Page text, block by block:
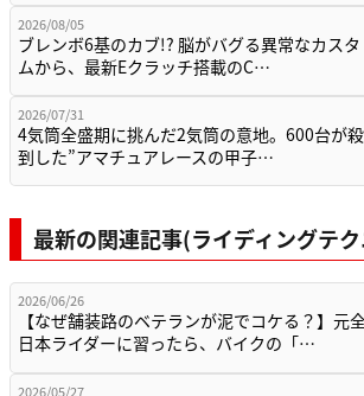
2026/08/05
ブレンボ6基のカブ!? 脳がバグる異常なカスタ
ムから、最新Eクラッチ搭載のC…
2026/07/31
4気筒全盛期に挑んだ2気筒の意地。600台が殺
到した”アマチュアレースの甲子…
最新の関連記事(ライディングテ
2026/06/26
【なぜ舗装路のベテランが泥でコケる？】元
日本ライダーに習ったら、バイクの「…
2026/05/27